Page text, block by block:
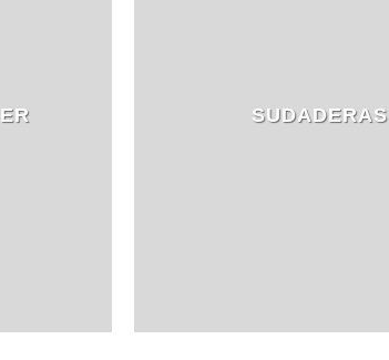
SUDADERAS